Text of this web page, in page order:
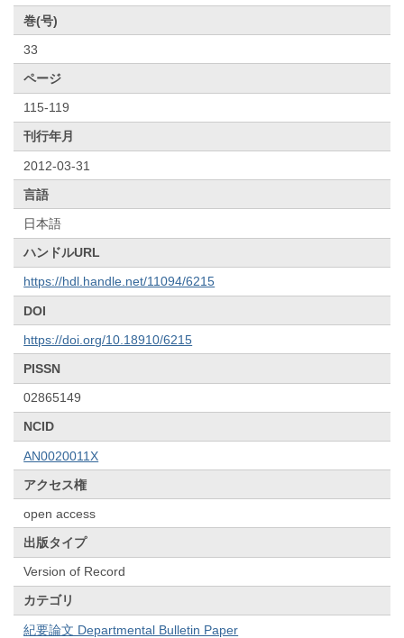
巻(号)
33
ページ
115-119
刊行年月
2012-03-31
言語
日本語
ハンドルURL
https://hdl.handle.net/11094/6215
DOI
https://doi.org/10.18910/6215
PISSN
02865149
NCID
AN0020011X
アクセス権
open access
出版タイプ
Version of Record
カテゴリ
紀要論文 Departmental Bulletin Paper